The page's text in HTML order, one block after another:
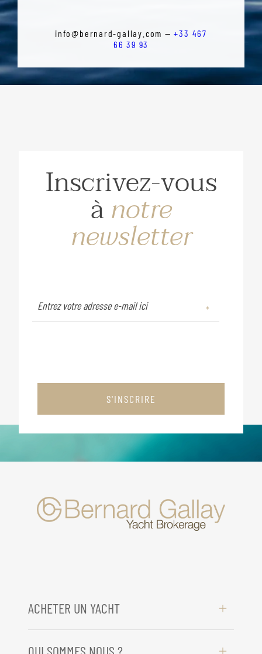
info@bernard-gallay.com —+33 467
66 39 93
Inscrivez-vous
ànotre
newsletter
S'INSCRIRE
ACHETER UN YACHT